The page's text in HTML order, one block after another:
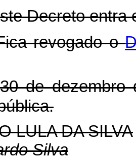
Decreto entra
revogado o
de dezembro
LULA DA SILVA
Silva